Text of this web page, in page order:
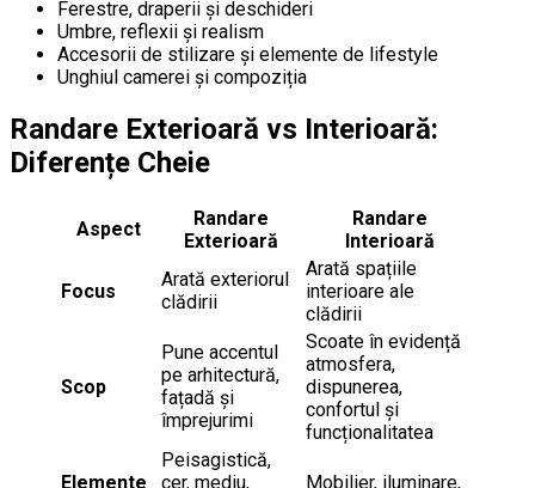
Ferestre, draperii și deschideri
Umbre, reflexii și realism
Accesorii de stilizare și elemente de lifestyle
Unghiul camerei și compoziția
Randare Exterioară vs Interioară:
Diferențe Cheie
Aspect
Randare
Exterioară
Randare
Interioară
Focus
Arată exteriorul
clădirii
Arată spațiile
interioare ale
clădirii
Scop
Pune accentul
pe arhitectură,
fațadă și
împrejurimi
Scoate în evidență
atmosfera,
dispunerea,
confortul și
funcționalitatea
Elemente
Peisagistică,
cer, mediu,
Mobilier, iluminare,